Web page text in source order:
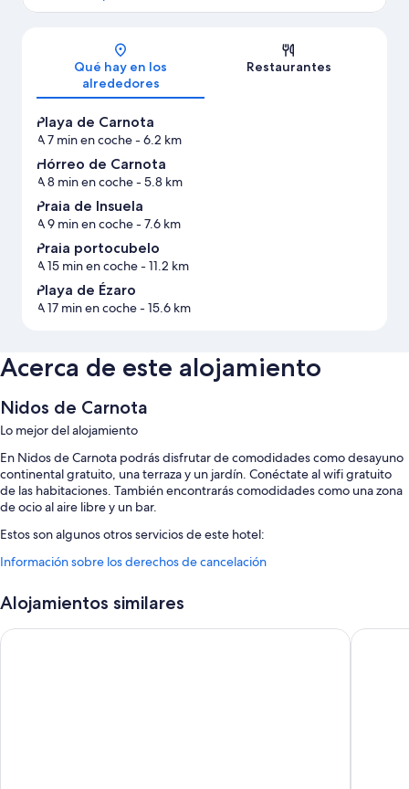
Qué hay en los
alrededores
Restaurantes
Playa de Carnota
A 7 min en coche- 6.2 km
Hórreo de Carnota
A 8 min en coche- 5.8 km
Praia de Insuela
A 9 min en coche- 7.6 km
Praia portocubelo
A 15 min en coche- 11.2 km
Playa de Ézaro
A 17 min en coche- 15.6 km
Acerca de este alojamiento
Nidos de Carnota
Lo mejor del alojamiento
En Nidos de Carnota podrás disfrutar de comodidades como desayuno
continental gratuito, una terraza y un jardín. Conéctate al wifi gratuito
de las habitaciones. También encontrarás comodidades como una zona
de ocio al aire libre y un bar.
Estos son algunos otros servicios de este hotel:
Un telescopio, muebles de exterior y espacios sin humos
Todas las habitaciones cuentan con muebles diferentes, y disponen de
comodidades que incluyen bañeras de hidromasaje privadas y
Información sobre los derechos de cancelación
Alojamientos similares
PRÍNCIPE 7 ROOMS HOTEL BOUTIQUE A